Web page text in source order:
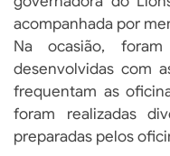
acompanhada por
Na ocasião, foram
desenvolvidas com
frequentam as
foram realizadas
preparadas pelos